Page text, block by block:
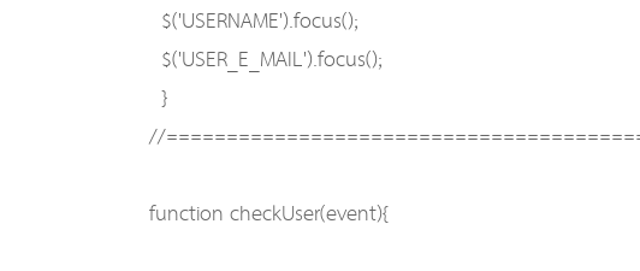
$('USERNAME').focus();
$('USER_E_MAIL').focus();
}
//
function checkUser(event){